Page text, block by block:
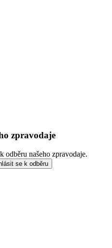
zpravodaje
odběru našeho zpravodaje.
se k odběru